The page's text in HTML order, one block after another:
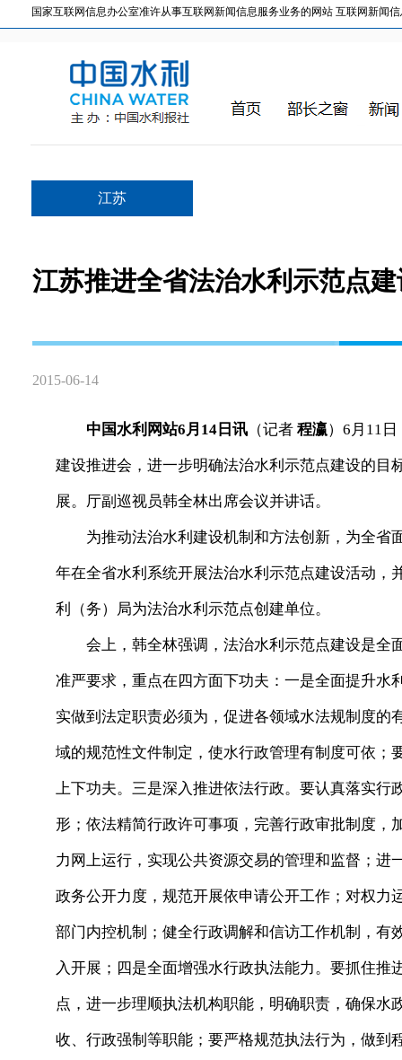
国家互联网信息办公室准许从事互联网新闻信息服务业务的网站 互联网新闻信
江苏
江苏推进全省法治水利示范点
2015-06-14
中国水利网站6月14日讯 （记者 程瀛）6月11
建设推进会，进一步明确法治水利示范点建设的
展。厅副巡视员韩全林出席会议并讲话。
为推动法治水利建设机制和方法创新，为全省
年在全省水利系统开展法治水利示范点建设活动，
利（务）局为法治水利示范点创建单位。
会上，韩全林强调，法治水利示范点建设是全
准严要求，重点在四方面下功夫：一是全面提升
实做到法定职责必须为，促进各领域水法规制度
域的规范性文件制定，使水行政管理有制度可依
上下功夫。三是深入推进依法行政。要认真落实
形；依法精简行政许可事项，完善行政审批制度
力网上运行，实现公共资源交易的管理和监督；
政务公开力度，规范开展依申请公开工作；对权
部门内控机制；健全行政调解和信访工作机制，
入开展；四是全面增强水行政执法能力。要抓住
点，进一步理顺执法机构职能，明确职责，确保
收、行政强制等职能；要严格规范执法行为，做